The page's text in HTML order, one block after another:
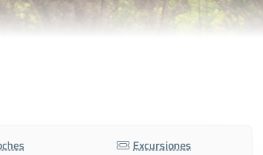
Excursiones